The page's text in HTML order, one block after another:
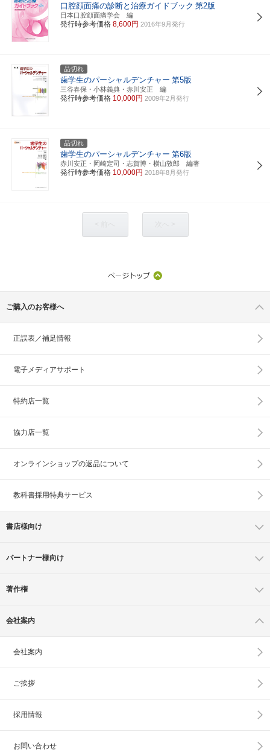
口腔顔面痛の診断と治療ガイドブック 第2版
日本口腔顔面痛学会 編
発行時参考価格 8,600円 2016年9月発行
品切れ
歯学生のパーシャルデンチャー 第5版
三谷春保・小林義典・赤川安正 編
発行時参考価格 10,000円 2009年2月発行
品切れ
歯学生のパーシャルデンチャー 第6版
赤川安正・岡崎定司・志賀博・横山敦郎 編著
発行時参考価格 10,000円 2018年8月発行
ご購入のお客様へ
正誤表／補足情報
電子メディアサポート
特約店一覧
協力店一覧
オンラインショップの返品について
教科書採用特典サービス
書店様向け
パートナー様向け
著作権
会社案内
会社案内
ご挨拶
採用情報
お問い合わせ